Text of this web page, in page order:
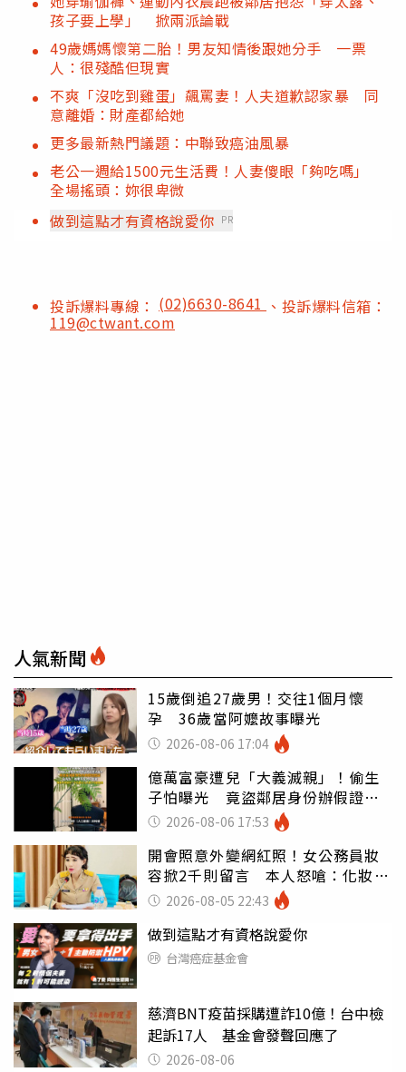
孩子要上學」 掀兩派論戰
49歲媽媽懷第二胎！男友知情後跟她分手 一票
人：很殘酷但現實
不爽「沒吃到雞蛋」飆罵妻！人夫道歉認家暴 同
意離婚：財產都給她
更多最新熱門議題：中聯致癌油風暴
老公一週給1500元生活費！人妻傻眼「夠吃嗎」
全場搖頭：妳很卑微
做到這點才有資格說愛你 PR
投訴爆料專線： (02)6630-8641 、投訴爆料信箱：
119@ctwant.com
人氣新聞
15歲倒追27歲男！交往1個月懷
孕 36歲當阿嬤故事曝光
2026-08-06 17:04
億萬富豪遭兒「大義滅親」！偷生
子怕曝光 竟盜鄰居身份辦假證落
戶 2026-08-06 17:53
開會照意外變網紅照！女公務員妝
容掀2千則留言 本人怒嗆：化妝有
錯嗎2026-08-05 22:43
做到這點才有資格說愛你
台灣癌症基金會
慈濟BNT疫苗採購遭詐10億！台中檢
起訴17人 基金會發聲回應了
2026-08-06